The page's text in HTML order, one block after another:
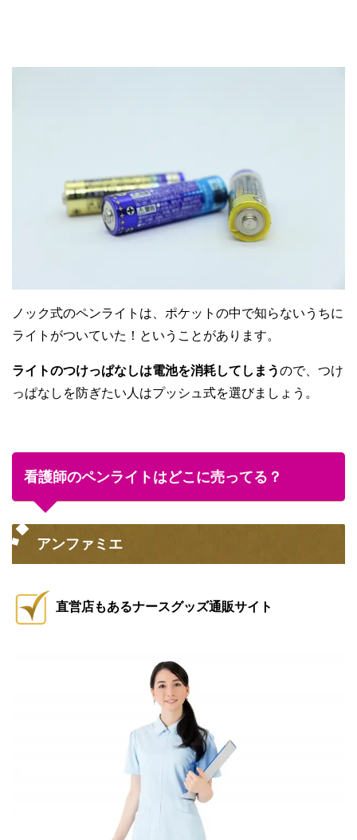
ノック式のペンライトは、ポケットの中で知らないうちに
ライトがついていた！ということがあります。
ライトのつけっぱなしは電池を消耗してしまうので、つけ
っぱなしを防ぎたい人はプッシュ式を選びましょう。
看護師のペンライトはどこに売ってる？
アンファミエ
直営店もあるナースグッズ通販サイト